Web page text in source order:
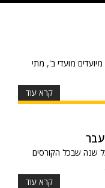
מועדי ב', מתי
קרא עוד
שנה שבכל הקורסים
קרא עוד